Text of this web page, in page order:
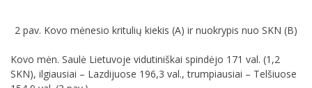
2 pav. Kovo mėnesio kritulių kiekis (A) ir nuokrypis nuo SKN (B)
Kovo mėn. Saulė Lietuvoje vidutiniškai spindėjo 171 val. (1,2
SKN), ilgiausiai – Lazdijuose 196,3 val., trumpiausiai – Telšiuose